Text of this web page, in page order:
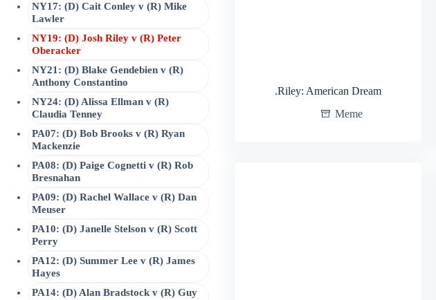
.Riley: American Dream
Meme
NY17: (D) Cait Conley v (R) Mike
Lawler
NY19: (D) Josh Riley v (R) Peter
Oberacker
NY21: (D) Blake Gendebien v (R)
Anthony Constantino
NY24: (D) Alissa Ellman v (R)
Claudia Tenney
PA07: (D) Bob Brooks v (R) Ryan
Mackenzie
PA08: (D) Paige Cognetti v (R) Rob
Bresnahan
PA09: (D) Rachel Wallace v (R) Dan
Meuser
PA10: (D) Janelle Stelson v (R) Scott
Perry
PA12: (D) Summer Lee v (R) James
Hayes
PA14: (D) Alan Bradstock v (R) Guy